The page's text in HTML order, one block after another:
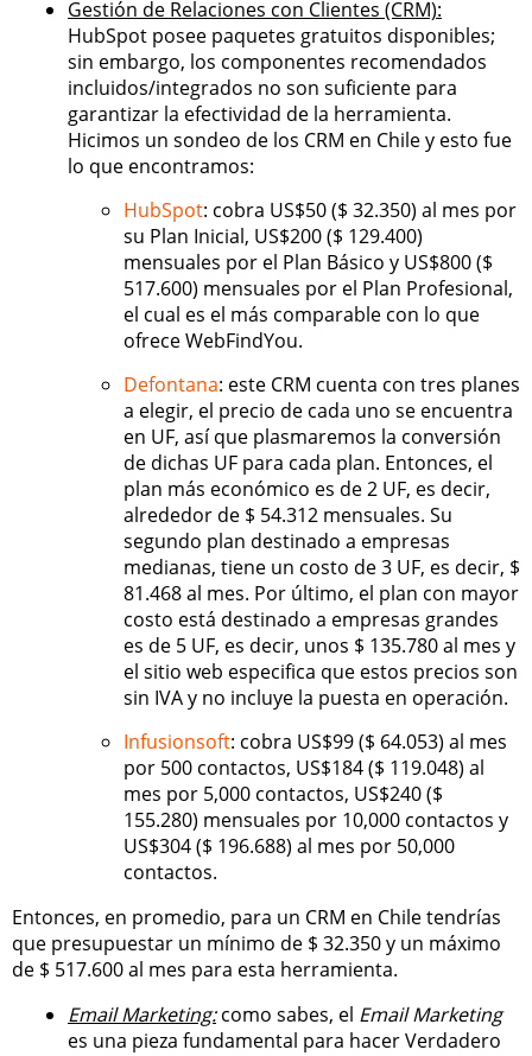
Gestión de Relaciones con Clientes (CRM):
HubSpot posee paquetes gratuitos disponibles;
sin embargo, los componentes recomendados
incluidos/integrados no son suficiente para
garantizar la efectividad de la herramienta.
Hicimos un sondeo de los CRM en Chile y esto fue
lo que encontramos:
HubSpot: cobra US$50 ($ 32.350) al mes por
su Plan Inicial, US$200 ($ 129.400)
mensuales por el Plan Básico y US$800 ($
517.600) mensuales por el Plan Profesional,
el cual es el más comparable con lo que
ofrece WebFindYou.
Defontana: este CRM cuenta con tres planes
a elegir, el precio de cada uno se encuentra
en UF, así que plasmaremos la conversión
de dichas UF para cada plan. Entonces, el
plan más económico es de 2 UF, es decir,
alrededor de $ 54.312 mensuales. Su
segundo plan destinado a empresas
medianas, tiene un costo de 3 UF, es decir, $
81.468 al mes. Por último, el plan con mayor
costo está destinado a empresas grandes
es de 5 UF, es decir, unos $ 135.780 al mes y
el sitio web especifica que estos precios son
sin IVA y no incluye la puesta en operación.
Infusionsoft: cobra US$99 ($ 64.053) al mes
por 500 contactos, US$184 ($ 119.048) al
mes por 5,000 contactos, US$240 ($
155.280) mensuales por 10,000 contactos y
US$304 ($ 196.688) al mes por 50,000
contactos.
Entonces, en promedio, para un CRM en Chile tendrías
que presupuestar un mínimo de $ 32.350 y un máximo
de $ 517.600 al mes para esta herramienta.
Email Marketing:como sabes, el Email Marketing
es una pieza fundamental para hacer Verdadero